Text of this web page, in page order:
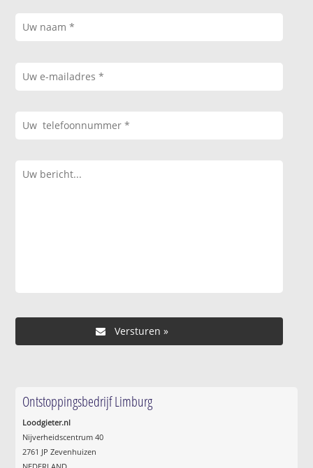
Ontstoppingsbedrijf Limburg
Loodgieter.nl
Nijverheidscentrum 40
2761 JP Zevenhuizen